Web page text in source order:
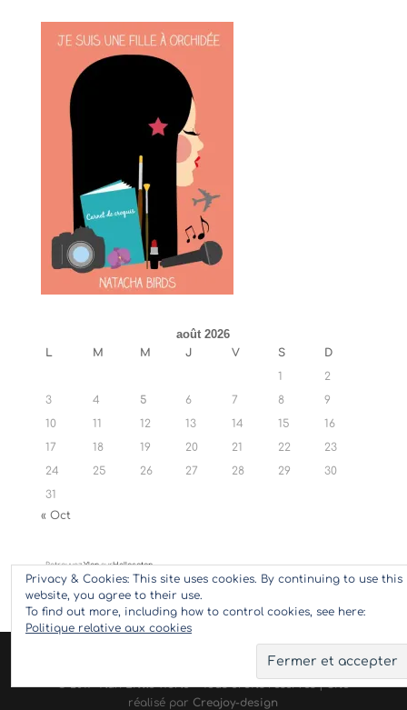
août 2026
L M M J V S
D
1
2
3
4 5 6 7 8
9
10
11 12 13 14 15
16
17
18 19 20 21 22
23
24
25 26 27 28 29
30
31
« Oct
RetrouvezYlansurHellocoton
Privacy & Cookies: This site uses cookies. By continuing to use this
website, you agree to their use.
To find out more, including how to control cookies, see here:
Politique relative aux cookies
© 2017 Ylan Little World - Tous droits réservés | Site
réalisé par Creajoy-design